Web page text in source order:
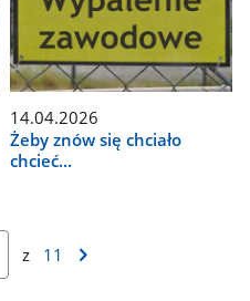
14.04.2026
Żeby znów się chciało
chcieć...
z 11